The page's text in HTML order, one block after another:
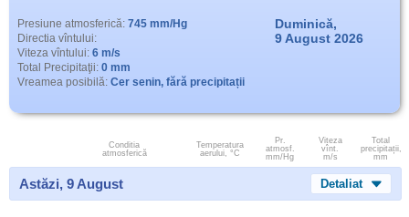
Presiune atmosferică: 745 mm/Hg
Directia vîntului:
Viteza vîntului: 6 m/s
Total Precipitaţii: 0 mm
Vreamea posibilă: Cer senin, fără precipitații
Duminică,
9 August 2026
Conditia
atmosferică
Temperatura
aerului, °C
Pr.
atmosf.
mm/Hg
Viteza
vînt.
m/s
Total
precipitații,
mm
Astăzi, 9 August Detaliat